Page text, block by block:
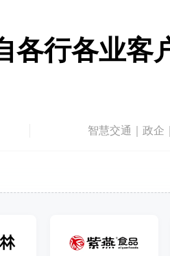
各行各业客
智慧交通｜政企